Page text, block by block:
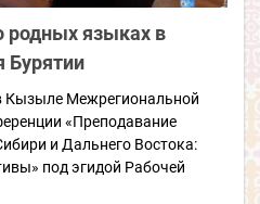
родных языках в
Бурятии
Кызыле Межрегиональной
«Преподавание
и Дальнего Востока:
под эгидой Рабочей